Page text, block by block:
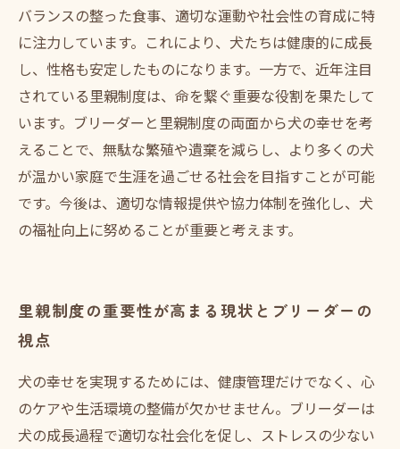
バランスの整った食事、適切な運動や社会性の育成に特
に注力しています。これにより、犬たちは健康的に成長
し、性格も安定したものになります。一方で、近年注目
されている里親制度は、命を繋ぐ重要な役割を果たして
います。ブリーダーと里親制度の両面から犬の幸せを考
えることで、無駄な繁殖や遺棄を減らし、より多くの犬
が温かい家庭で生涯を過ごせる社会を目指すことが可能
です。今後は、適切な情報提供や協力体制を強化し、犬
の福祉向上に努めることが重要と考えます。
里親制度の重要性が高まる現状とブリーダーの
視点
犬の幸せを実現するためには、健康管理だけでなく、心
のケアや生活環境の整備が欠かせません。ブリーダーは
犬の成長過程で適切な社会化を促し、ストレスの少ない